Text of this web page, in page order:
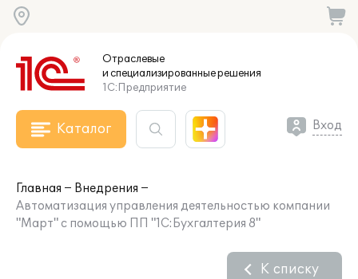
Отраслевые
и специализированныерешения
1С:Предприятие
Каталог Вход
Главная
Внедрения
Автоматизация управления деятельностью компании
"Март" с помощью ПП "1С:Бухгалтерия 8"
К списку